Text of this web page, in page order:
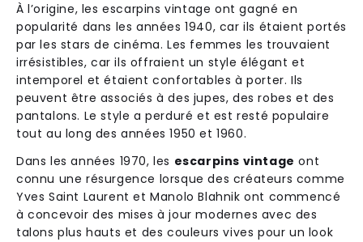
À l’origine, les escarpins vintage ont gagné en
popularité dans les années 1940, car ils étaient portés
par les stars de cinéma. Les femmes les trouvaient
irrésistibles, car ils offraient un style élégant et
intemporel et étaient confortables à porter. Ils
peuvent être associés à des jupes, des robes et des
pantalons. Le style a perduré et est resté populaire
tout au long des années 1950 et 1960.
Dans les années 1970, les escarpins vintage ont
connu une résurgence lorsque des créateurs comme
Yves Saint Laurent et Manolo Blahnik ont commencé
à concevoir des mises à jour modernes avec des
talons plus hauts et des couleurs vives pour un look